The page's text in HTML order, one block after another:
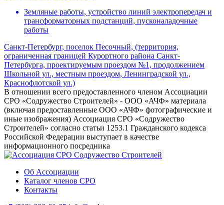
Земляные работы, устройство линий электропередач и
трансформаторных подстанций, пусконаладочные
работы
Санкт-Петербург, поселок Песочный, (территория,
ограниченная границей Курортного района Санкт-
Петербурга, проектируемым проездом №1, продолжением
Школьной ул., местным проездом, Ленинградской ул.,
Краснофлотской ул.)
В отношении всего предоставленного членом Ассоциации
СРО «Содружество Строителей» - ООО «АЧФ» материала
(включая предоставленные ООО «АЧФ» фотографические и
иные изображения) Ассоциация СРО «Содружество
Строителей» согласно статьи 1253.1 Гражданского кодекса
Российской Федерации выступает в качестве
информационного посредника
Об Ассоциации
Каталог членов СРО
Контакты